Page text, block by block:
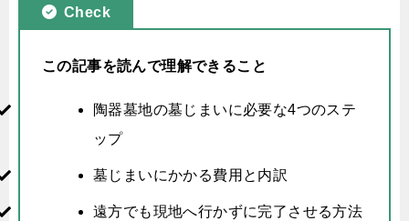
Check
この記事を読んで理解できること
陶器墓地の墓じまいに必要な4つのステ
ップ
墓じまいにかかる費用と内訳
遠方でも現地へ行かずに完了させる方法